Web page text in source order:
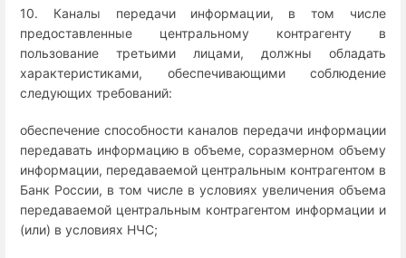
10. Каналы передачи информации, в том числе
предоставленные центральному контрагенту в
пользование третьими лицами, должны обладать
характеристиками, обеспечивающими соблюдение
следующих требований:
обеспечение способности каналов передачи информации
передавать информацию в объеме, соразмерном объему
информации, передаваемой центральным контрагентом в
Банк России, в том числе в условиях увеличения объема
передаваемой центральным контрагентом информации и
(или) в условиях НЧС;